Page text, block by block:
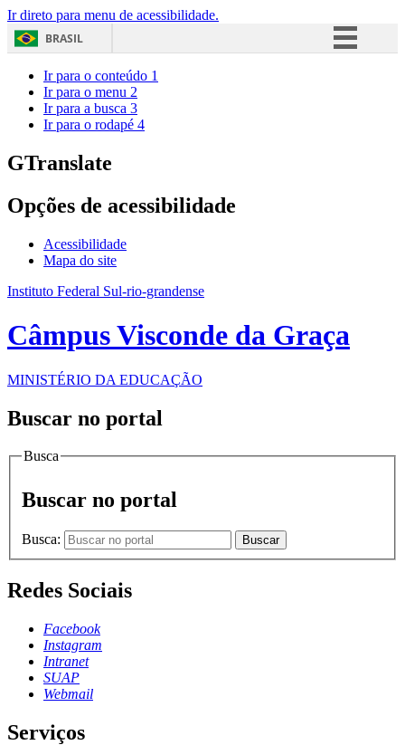
Ir direto para menu de acessibilidade.
BRASIL
Ir para o conteúdo 1
Ir para o menu 2
Ir para a busca 3
Ir para o rodapé 4
GTranslate
Opções de acessibilidade
Acessibilidade
Mapa do site
Instituto Federal Sul-rio-grandense
Câmpus Visconde da Graça
MINISTÉRIO DA EDUCAÇÃO
Buscar no portal
Busca
Buscar no portal
Busca: Buscar
Redes Sociais
Facebook
Instagram
Intranet
SUAP
Webmail
Serviços